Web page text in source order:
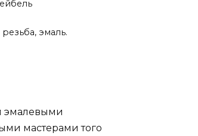
эмаль.
эмалевыми
мастерами того